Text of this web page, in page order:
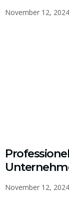
November 12, 2024
November 12, 2024